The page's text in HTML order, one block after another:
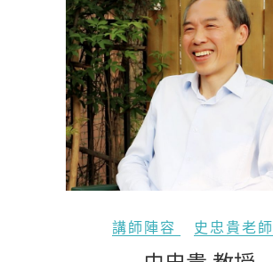
講師陣容 史忠貴老師